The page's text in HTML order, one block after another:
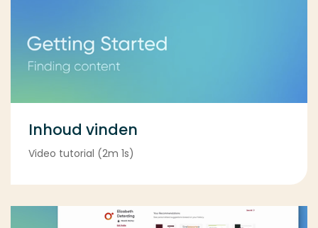
Inhoud vinden
Video tutorial (2m 1s)